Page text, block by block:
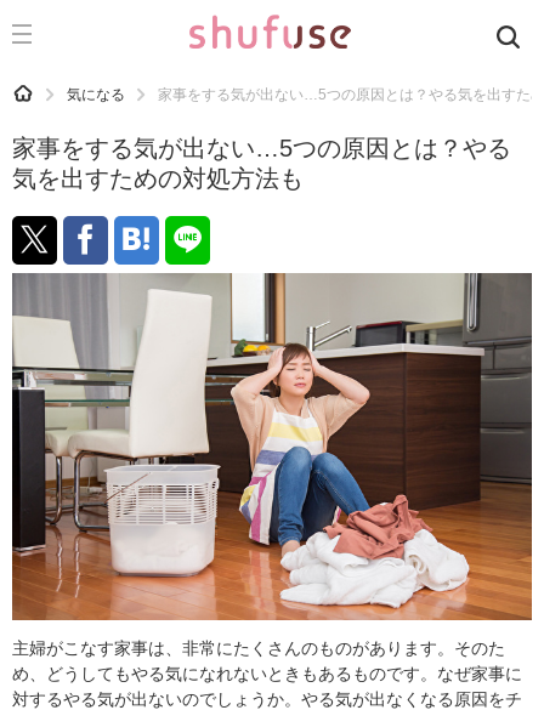
CATEGORY 記事カテゴリ
運気
洗濯
生活の知恵
掃除
マナー
趣味
食材辞典
おすすめ
HOME 気になる 家事をする気が出ない…5つの原因とは？やる気を出すた
家事をする気が出ない…5つの原因とは？やる
気を出すための対処方法も
主婦がこなす家事は、非常にたくさんのものがあります。そのた
め、どうしてもやる気になれないときもあるものです。なぜ家事に
対するやる気が出ないのでしょうか。やる気が出なくなる原因をチ